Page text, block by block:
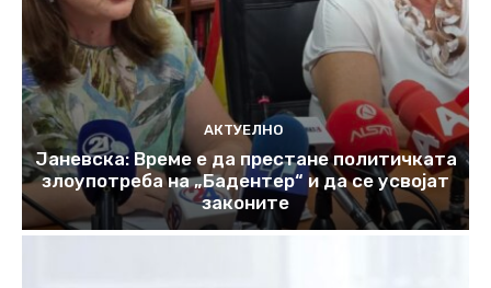
АКТУЕЛНО
Јаневска: Време е да престане политичката
злоупотреба на „Бадентер“ и да се усвојат
законите